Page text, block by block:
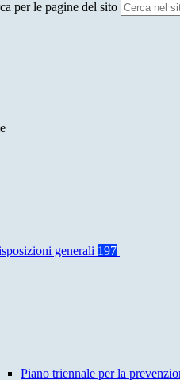
per le pagine del sito
generali 197
Piano triennale per la